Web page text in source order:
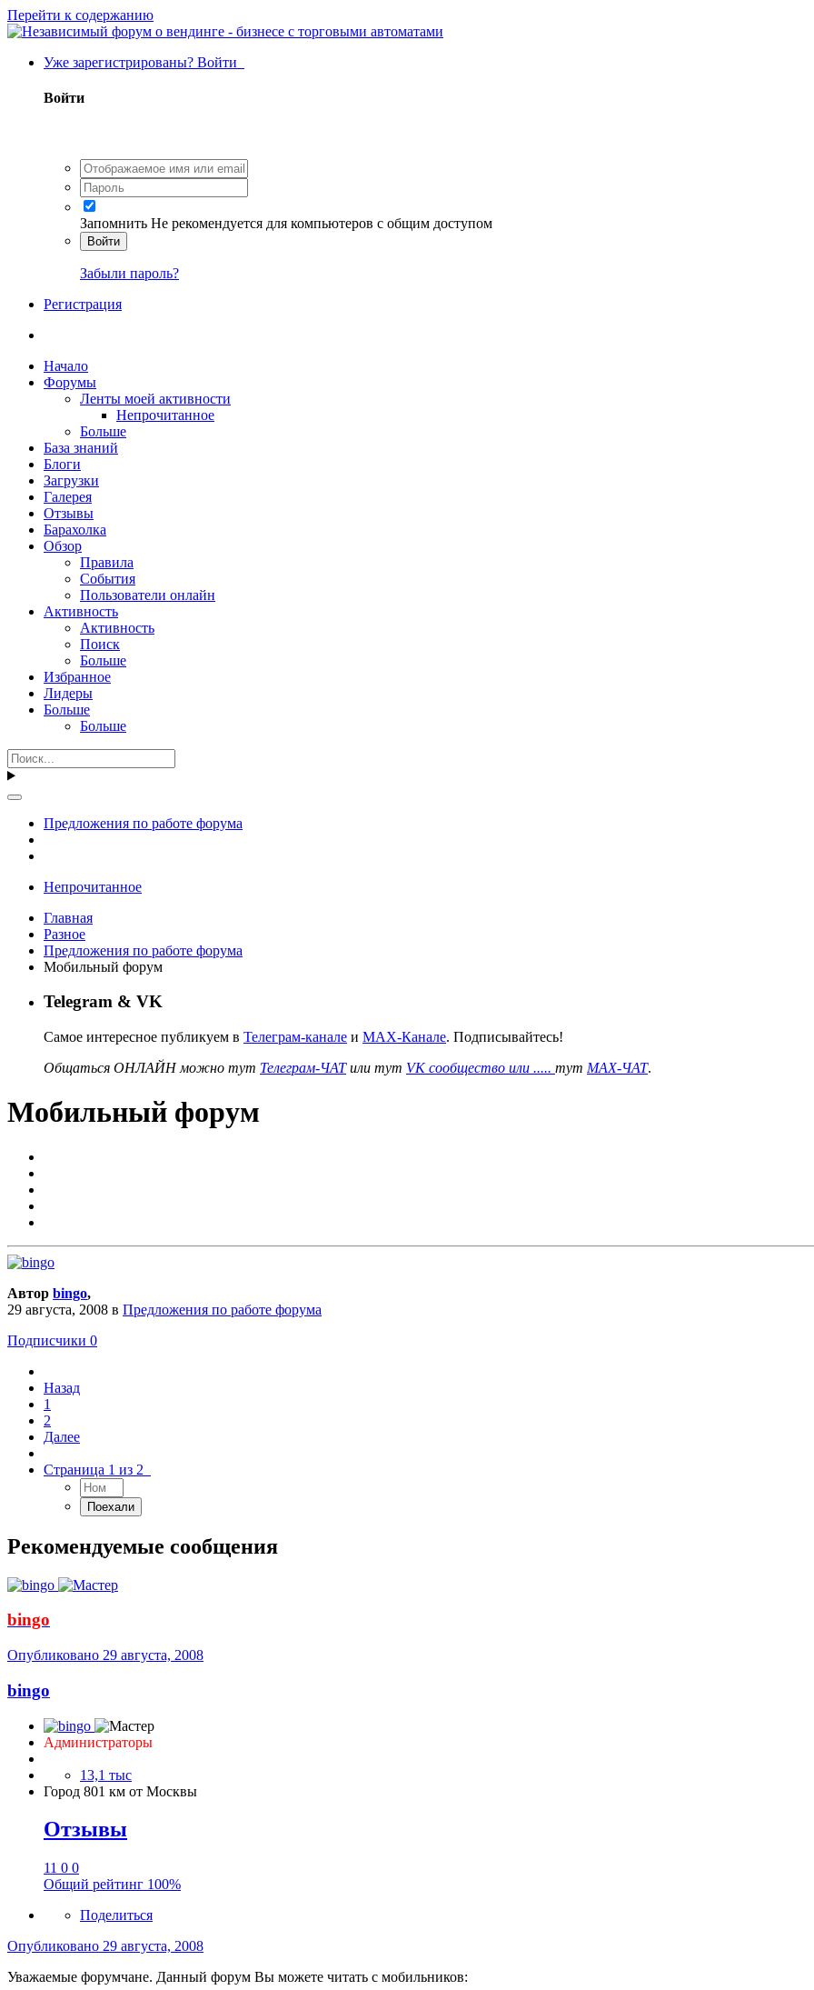
Перейти к содержанию
Уже зарегистрированы? Войти
Войти
Запомнить Не рекомендуется для компьютеров с общим доступом
Войти
Забыли пароль?
Регистрация
Начало
Форумы
Ленты моей активности
Непрочитанное
Больше
База знаний
Блоги
Загрузки
Галерея
Отзывы
Барахолка
Обзор
Правила
События
Пользователи онлайн
Активность
Активность
Поиск
Больше
Избранное
Лидеры
Больше
Больше
Предложения по работе форума
Непрочитанное
Главная
Разное
Предложения по работе форума
Мобильный форум
Telegram & VK
Самое интересное публикуем в Телеграм-канале и MAX-Канале. Подписывайтесь!
Общаться ОНЛАЙН можно тут Телеграм-ЧАТили тут VK сообщество или ..... тут MAX-ЧАТ.
Мобильный форум
Автор bingo,
29 августа, 2008 в Предложения по работе форума
Подписчики 0
Назад
1
2
Далее
Страница 1 из 2
Рекомендуемые сообщения
bingo
Опубликовано 29 августа, 2008
bingo
Администраторы
13,1 тыс
Город 801 км от Москвы
Отзывы
11 0 0
Общий рейтинг 100%
Поделиться
Опубликовано 29 августа, 2008
Уважаемые форумчане. Данный форум Вы можете читать с мобильников: